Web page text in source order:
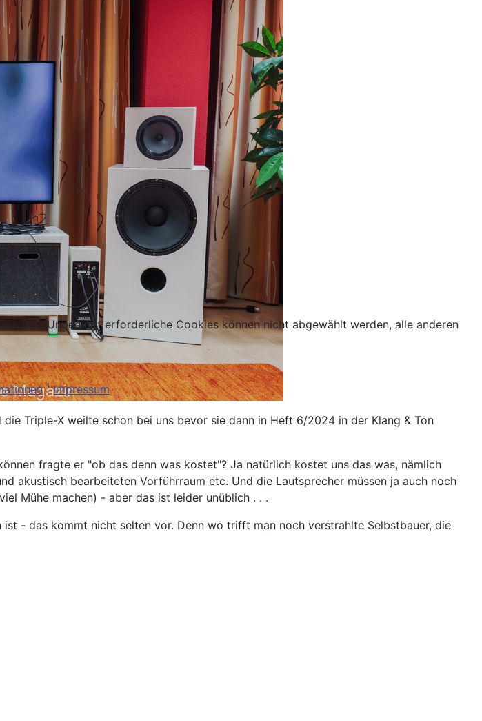
Triple-X weilte schon bei uns bevor sie dann in Heft 6/2024 in der Klang & Ton
fragte er "ob das denn was kostet"? Ja natürlich kostet uns das was, nämlich
akustisch bearbeiteten Vorführraum etc. Und die Lautsprecher müssen ja auch noch
Mühe machen) - aber das ist leider unüblich . . .
ist - das kommt nicht selten vor. Denn wo trifft man noch verstrahlte Selbstbauer, die
Unbedingt erforderliche Cookies können nicht abgewählt werden, alle anderen
|Impressum